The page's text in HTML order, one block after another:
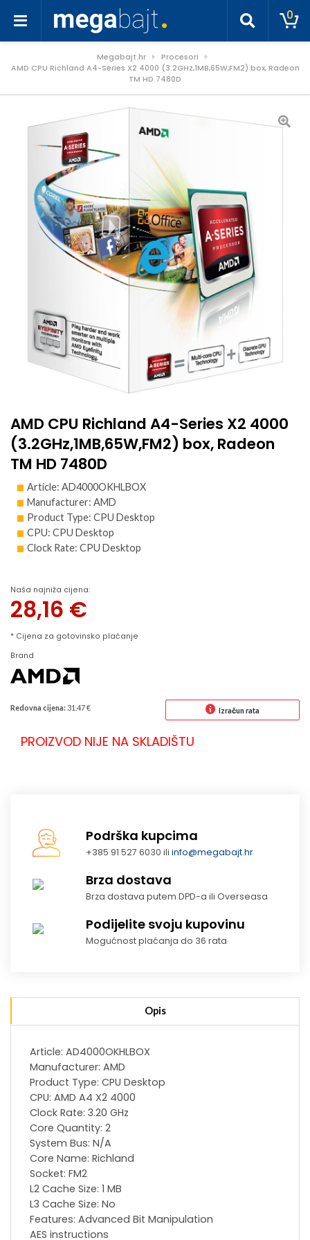
0
Megabajt.hr
Procesori
AMD CPU Richland A4-Series X2 4000 (3.2GHz,1MB,65W,FM2) box, Radeon
TM HD 7480D
AMD CPU Richland A4-Series X2 4000
(3.2GHz,1MB,65W,FM2) box, Radeon
TM HD 7480D
Article: AD4000OKHLBOX
Manufacturer: AMD
Product Type: CPU Desktop
CPU: CPU Desktop
Clock Rate: CPU Desktop
Naša najniža cijena:
28,16 €
* Cijena za gotovinsko plaćanje
Brand
Redovna cijena: 31.47 € Izračun rata
PROIZVOD NIJE NA SKLADIŠTU
Podrška kupcima
+385 91 527 6030 iliinfo@megabajt.hr
Brza dostava
Brza dostava putem DPD-a ili Overseasa
Podijelite svoju kupovinu
Mogućnost plaćanja do 36 rata
Opis
Article: AD4000OKHLBOX
Manufacturer: AMD
Product Type: CPU Desktop
CPU: AMD A4 X2 4000
Clock Rate: 3.20 GHz
Core Quantity: 2
System Bus: N/A
Core Name: Richland
Socket: FM2
L2 Cache Size: 1 MB
L3 Cache Size: No
Features: Advanced Bit Manipulation
AES instructions